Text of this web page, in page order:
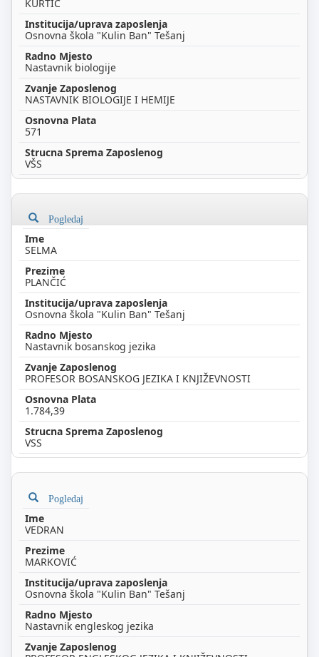
KURTIĆ
Osnovna škola "Kulin Ban" Tešanj
Nastavnik biologije
NASTAVNIK BIOLOGIJE I HEMIJE
571
VŠS
Pogledaj
SELMA
PLANČIĆ
Osnovna škola "Kulin Ban" Tešanj
Nastavnik bosanskog jezika
PROFESOR BOSANSKOG JEZIKA I KNJIŽEVNOSTI
1.784,39
VSS
Pogledaj
VEDRAN
MARKOVIĆ
Osnovna škola "Kulin Ban" Tešanj
Nastavnik engleskog jezika